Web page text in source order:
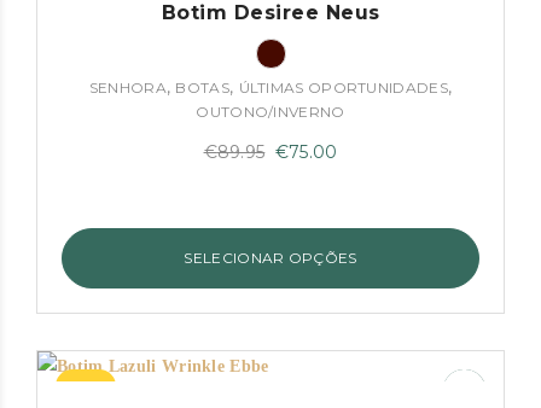
Botim Desiree Neus
SENHORA, BOTAS, ÚLTIMAS OPORTUNIDADES,
OUTONO/INVERNO
€89.95 O
€89.95.
€75.00
SELECIONAR OPÇÕES
–50%